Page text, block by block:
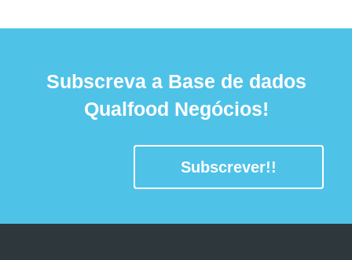
Subscreva a Base de dados
Qualfood Negócios!
Subscrever!!